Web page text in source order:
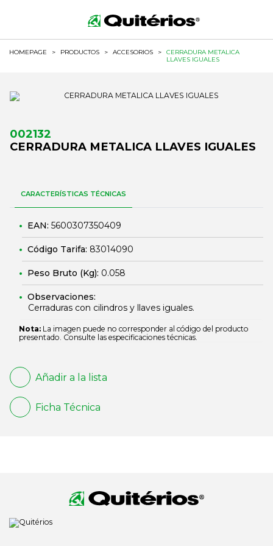
HOMEPAGE > PRODUCTOS > ACCESORIOS >
CERRADURA METALICA
LLAVES IGUALES
002132
CERRADURA METALICA LLAVES IGUALES
CARACTERÍSTICAS TÉCNICAS
EAN: 5600307350409
Código Tarifa: 83014090
Peso Bruto (Kg): 0.058
Observaciones:
Cerraduras con cilindros y llaves iguales.
Nota: La imagen puede no corresponder al código del producto
presentado. Consulte las especificaciones técnicas.
Añadir a la lista
Ficha Técnica